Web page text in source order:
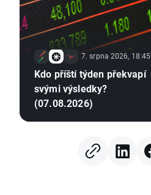
7. srpna 2026, 18:45
Kdo příští týden překvapí
svými výsledky?
(07.08.2026)